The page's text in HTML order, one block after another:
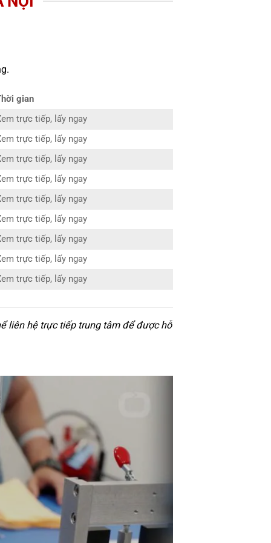
gian
trực tiếp, lấy ngay
trực tiếp, lấy ngay
trực tiếp, lấy ngay
trực tiếp, lấy ngay
trực tiếp, lấy ngay
trực tiếp, lấy ngay
trực tiếp, lấy ngay
trực tiếp, lấy ngay
trực tiếp, lấy ngay
liên hệ trực tiếp trung tâm để được hỗ